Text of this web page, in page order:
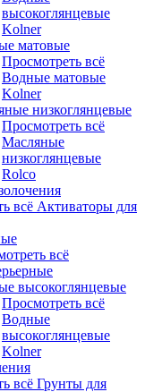
высокоглянцевые
Kolner
матовые
Просмотреть всё
Водные матовые
Kolner
низкоглянцевые
Просмотреть всё
Масляные
низкоглянцевые
Rolco
всё Активаторы для
всё
высокоглянцевые
Просмотреть всё
Водные
высокоглянцевые
Kolner
всё Грунты для